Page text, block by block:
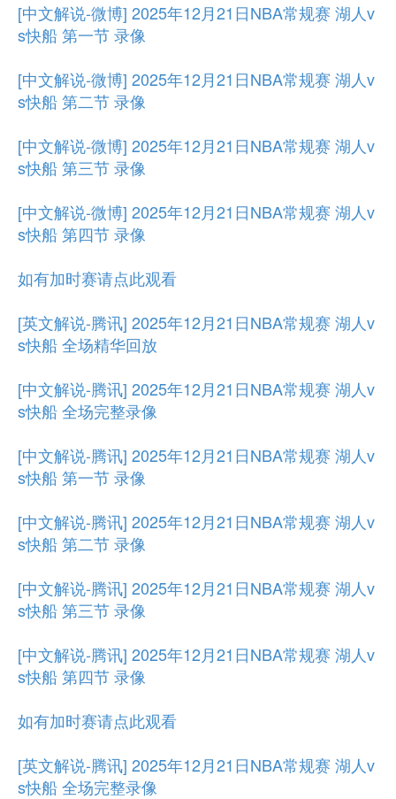
[中文解说-微博] 2025年12月21日NBA常规赛 湖人v
s快船 第一节 录像
[中文解说-微博] 2025年12月21日NBA常规赛 湖人v
s快船 第二节 录像
[中文解说-微博] 2025年12月21日NBA常规赛 湖人v
s快船 第三节 录像
[中文解说-微博] 2025年12月21日NBA常规赛 湖人v
s快船 第四节 录像
如有加时赛请点此观看
[英文解说-腾讯] 2025年12月21日NBA常规赛 湖人v
s快船 全场精华回放
[中文解说-腾讯] 2025年12月21日NBA常规赛 湖人v
s快船 全场完整录像
[中文解说-腾讯] 2025年12月21日NBA常规赛 湖人v
s快船 第一节 录像
[中文解说-腾讯] 2025年12月21日NBA常规赛 湖人v
s快船 第二节 录像
[中文解说-腾讯] 2025年12月21日NBA常规赛 湖人v
s快船 第三节 录像
[中文解说-腾讯] 2025年12月21日NBA常规赛 湖人v
s快船 第四节 录像
如有加时赛请点此观看
[英文解说-腾讯] 2025年12月21日NBA常规赛 湖人v
s快船 全场完整录像